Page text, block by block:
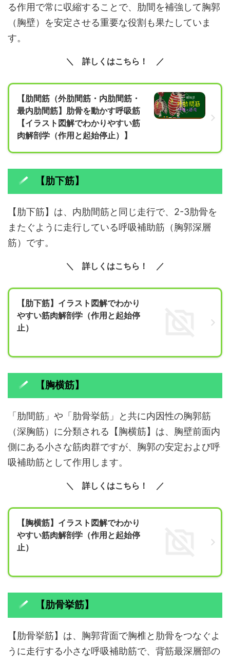
る作用で常に収縮することで、肋間を補強して胸郭
（胸壁）を安定させる重要な役割も果たしていま
す。
詳しくはこちら！
【肋間筋（外肋間筋・内肋間筋・
最内肋間筋】肋骨を動かす呼吸筋
【イラスト図解でわかりやすい筋
肉解剖学（作用と起始停止）】
【肋下筋】
【肋下筋】は、内肋間筋と同じ走行で、2-3肋骨を
またぐように走行している呼吸補助筋（胸郭深層
筋）です。
詳しくはこちら！
【肋下筋】イラスト図解でわかり
やすい筋肉解剖学（作用と起始停
止）
【胸横筋】
「肋間筋」や「肋骨挙筋」と共に内因性の胸郭筋
（深胸筋）に分類される【胸横筋】は、胸壁前面内
側にある小さな筋肉群ですが、胸郭の安定および呼
吸補助筋として作用します。
詳しくはこちら！
【胸横筋】イラスト図解でわかり
やすい筋肉解剖学（作用と起始停
止）
【肋骨挙筋】
【肋骨挙筋】は、胸郭背面で胸椎と肋骨をつなぐよ
うに走行する小さな呼吸補助筋で、背筋最深層部の